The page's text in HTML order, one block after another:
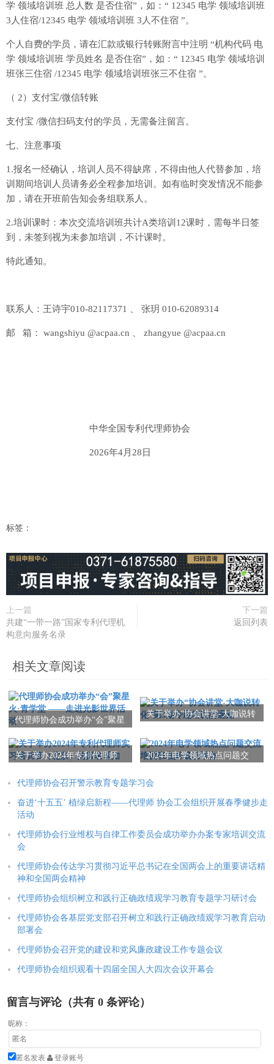
学 领域培训班 总人数 是否住宿”，如：“ 12345 电学 领域培训班
3人住宿/12345 电学 领域培训班 3人不住宿 ”。
个人自费的学员，请在汇款或银行转账附言中注明 “机构代码 电
学 领域培训班 学员姓名 是否住宿”，如：“ 12345 电学 领域培训
班张三住宿 /12345 电学 领域培训班张三不住宿 ”。
（ 2）支付宝/微信转账
支付宝 /微信扫码支付的学员，无需备注留言。
七、注意事项
1.报名一经确认，培训人员不得缺席，不得由他人代替参加，培
训期间培训人员请务必全程参加培训。如有临时突发情况不能参
加，请在开班前告知会务组联系人。
2.培训课时：本次交流培训班共计A类培训12课时，需每半日签
到，未签到视为未参加培训，不计课时。
特此通知。
联系人：王诗宇010-82117371 、 张玥 010-62089314
邮 箱： wangshiyu @acpaa.cn 、 zhangyue @acpaa.cn
中华全国专利代理师协会
2026年4月28日
标签：
上一篇
共建“一带一路”国家专利代理机
构意向服务名录
下一篇
返回列表
相关文章阅读
代理师协会成功举办“会”聚星
活动
关于举办“协会讲堂-大咖说转
关于举办2024年专利代理师
通知
2024年电学领域热点问题交
代理师协会召开警示教育专题学习会
奋进‘十五五’ 植绿启新程——代理师 协会工会组织开展春季健步走
活动
代理师协会行业维权与自律工作委员会成功举办办案专家培训交流
会
代理师协会传达学习贯彻习近平总书记在全国两会上的重要讲话精
神和全国两会精神
代理师协会组织树立和践行正确政绩观学习教育专题学习研讨会
代理师协会各基层党支部召开树立和践行正确政绩观学习教育启动
部署会
代理师协会召开党的建设和党风廉政建设工作专题会议
代理师协会组织观看十四届全国人大四次会议开幕会
留言与评论（共有 0 条评论）
昵称：
匿名发表 登录账号